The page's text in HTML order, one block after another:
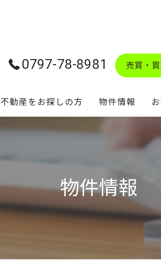
0797-78-8981 売買・
不動産をお探しの方 物件情報
物件情報